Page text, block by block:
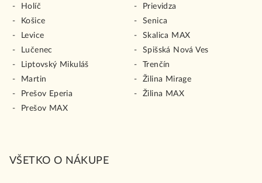
Holíč
Košice
Levice
Lučenec
Liptovský Mikuláš
Martin
Prešov Eperia
Prešov MAX
Prievidza
Senica
Skalica MAX
Spišská Nová Ves
Trenčín
Žilina Mirage
Žilina MAX
VŠETKO O NÁKUPE